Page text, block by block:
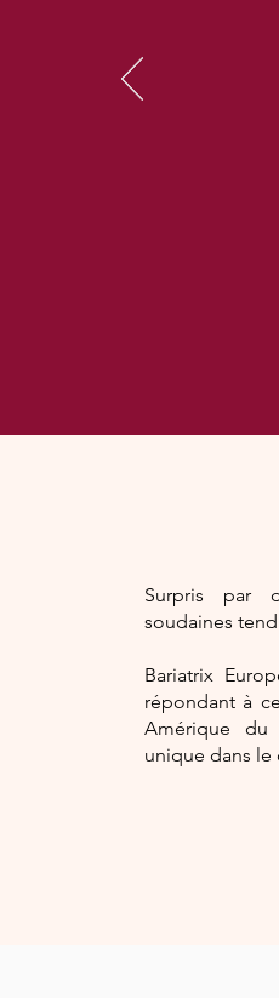
Surpris par
soudaines
Bariatrix
répondant à
Amérique du
unique dans